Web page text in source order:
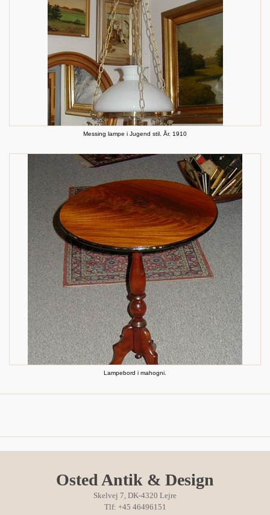
Messing lampe i Jugend stil. År. 1910
Lampebord i mahogni.
Osted Antik & Design
Skelvej 7, DK-4320 Lejre
Tlf: +45 46496151